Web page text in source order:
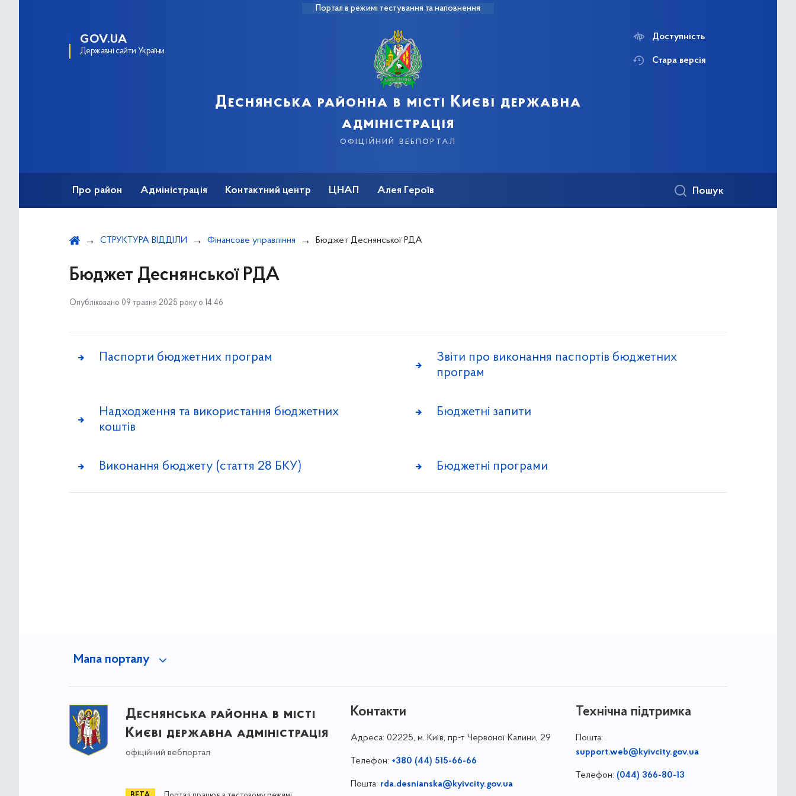
Портал в режимі тестування та наповнення
GOV.UA
Державні сайти України
Деснянська районна в місті Києві державна
адміністрація
офіційний вебпортал
Доступність
Стара версія
Про район Адміністрація Контактний центр ЦНАП Алея Героїв Пошук
СТРУКТУРА ВІДДІЛИ Фінансове управління Бюджет Деснянської РДА
Бюджет Деснянської РДА
Опубліковано 09 травня 2025 року о 14:46
Паспорти бюджетних програм
Звіти про виконання паспортів бюджетних
програм
Надходження та використання бюджетних
коштів
Бюджетні запити
Виконання бюджету (стаття 28 БКУ) Бюджетні програми
Мапа порталу
Деснянська районна в місті
Києві державна адміністрація
офіційний вебпортал
Контакти
Адреса: 02225, м. Київ, пр-т Червоної Калини, 29
Телефон: +380 (44) 515-66-66
Пошта: rda.desnianska@kyivcity.gov.ua
Технічна підтримка
Пошта:
support.web@kyivcity.gov.ua
Телефон: (044) 366-80-13